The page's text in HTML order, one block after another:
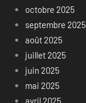
octobre 2025
septembre 2025
août 2025
juillet 2025
juin 2025
mai 2025
avril 2025